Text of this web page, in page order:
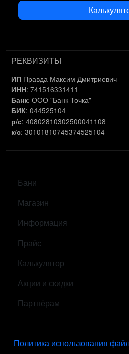
РЕКВИЗИТЫ
ИП Правда Максим Дмитриевич
ИНН: 741516331411
Банк: ООО "Банк Точка"
БИК: 044525104
р/с: 40802810302500041108
к/с: 30101810745374525104
САМОЕ ВАЖНОЕ
Бани
Магазин
Информация
Прайс
Калькулятор
Акции и скидки
Партнёрам
ПОДВАЛ
Политика использования